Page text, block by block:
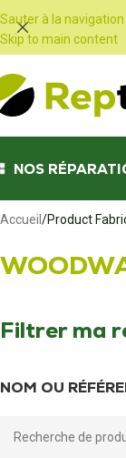
Sauter à la navigation
Skip to main content
NOS
Accueil /Product
Filtrer ma
NOM OU